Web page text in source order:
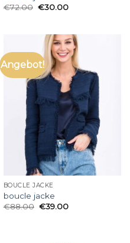
€72.00 €30.00
Angebot!
BOUCLE JACKE
boucle jacke
€88.00 €39.00